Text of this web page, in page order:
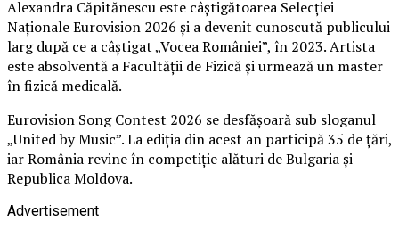
Alexandra Căpitănescu este câștigătoarea Selecției
Naționale Eurovision 2026 și a devenit cunoscută publicului
larg după ce a câștigat „Vocea României”, în 2023. Artista
este absolventă a Facultății de Fizică și urmează un master
în fizică medicală.
Eurovision Song Contest 2026 se desfășoară sub sloganul
„United by Music”. La ediția din acest an participă 35 de țări,
iar România revine în competiție alături de Bulgaria și
Republica Moldova.
Advertisement